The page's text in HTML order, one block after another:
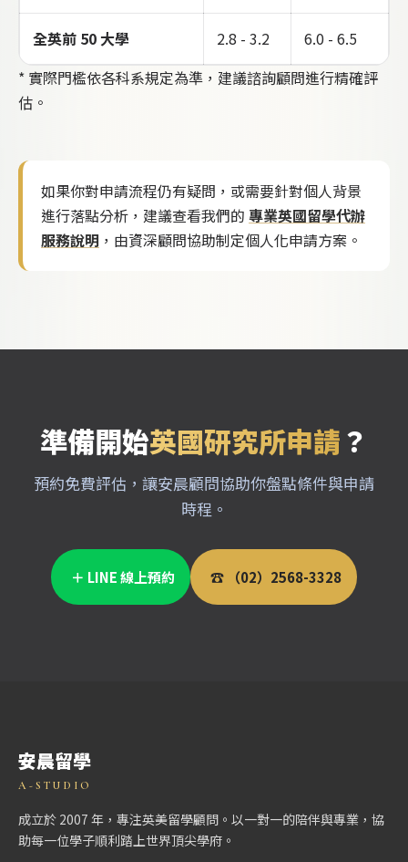
全英前 50 大學 2.8 - 3.2
6.0 - 6.5
* 實際門檻依各科系規定為準，建議諮詢顧問進行精確評
估。
如果你對申請流程仍有疑問，或需要針對個人背景
進行落點分析，建議查看我們的 專業英國留學代辦
服務說明 ，由資深顧問協助制定個人化申請方案。
準備開始英國研究所申請？
預約免費評估，讓安晨顧問協助你盤點條件與申請
時程。
＋ LINE 線上預約 ☎ （02）2568-3328
安晨留學
A-STUDIO
成立於 2007 年，專注英美留學顧問。以一對一的陪伴與專業，協
助每一位學子順利踏上世界頂尖學府。